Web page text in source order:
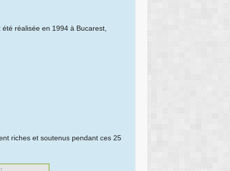
réalisée en 1994 à Bucarest,
riches et soutenus pendant ces 25